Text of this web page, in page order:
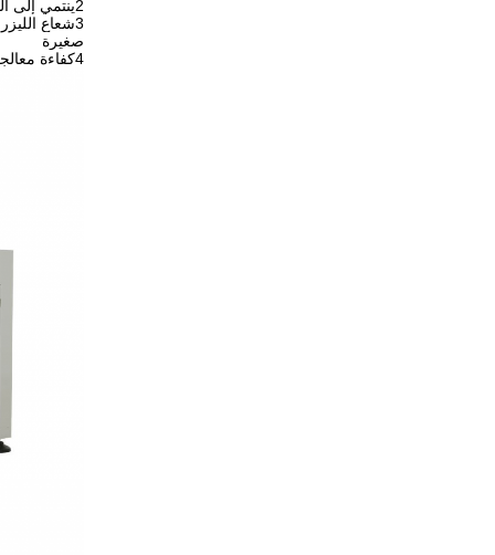
2ينتمي إلى المعالجة غير اللاصقة ، ولا يضر بالمنتج ، وليس له ارتداء الأداة ، وله نوعية علامة جيدة.
3شعاع الليزر رقيق، استهلاك مواد المعالجة صغير، ومنطقة المعالجة الحرارية المتأثرة
صغيرة
4كفاءة معالجة عالية، التحكم بالحاسوب، سهلة لتحقيق الأتمتة.